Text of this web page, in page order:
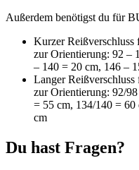
Außerdem benötigst du für
Kurzer Reißverschluss
zur Orientierung: 92 –
– 140 = 20 cm, 146 –
Langer
zur Orientierung: 92/
= 55 cm, 134/140 =
cm
Du hast Fragen?